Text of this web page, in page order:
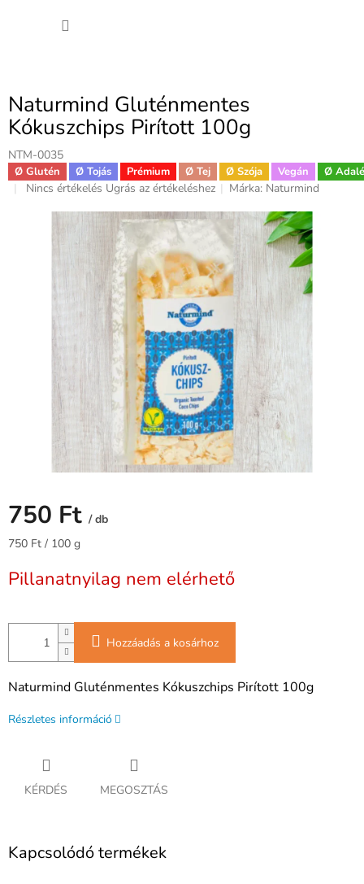
Naturmind Gluténmentes
Kókuszchips Pirított 100g
NTM-0035
Ø Glutén Ø Tojás Prémium Ø Tej Ø Szója Vegán Ø
A
csillag.
Nincs értékelés Ugrás az értékeléshez Márka: Naturmind
750 Ft / db
Egységár:
750 Ft / 100 g
Pillanatnyilag nem elérhető
Hozzáadás a kosárhoz
Naturmind Gluténmentes Kókuszchips Pirított 100g
Részletes információ
KÉRDÉS MEGOSZTÁS
Kapcsolódó termékek